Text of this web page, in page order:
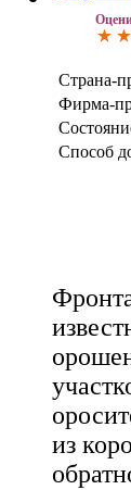
Страна-
Фирма-
Способ
из